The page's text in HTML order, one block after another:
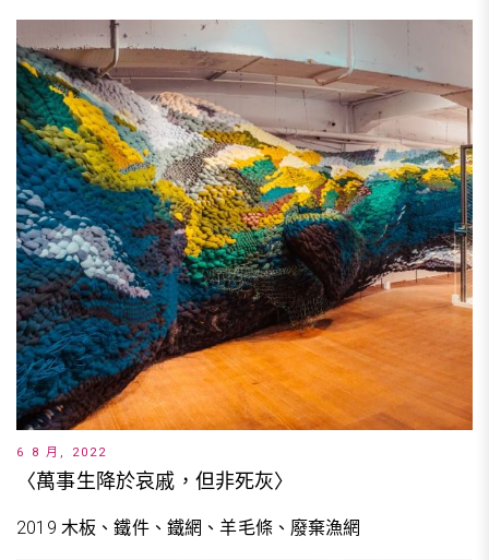
6 8 月, 2022
〈萬事生降於哀戚，但非死灰〉
2019 木板、鐵件、鐵網、羊毛條、廢棄漁網